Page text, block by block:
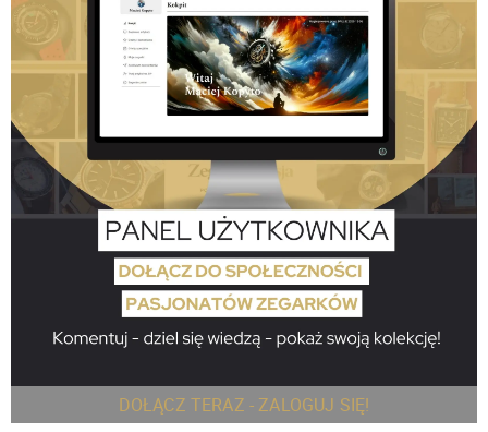
DOŁĄCZ TERAZ - ZALOGUJ SIĘ!